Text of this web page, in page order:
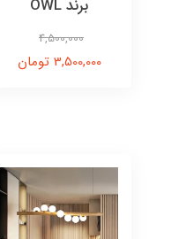
برند OWL
4,500,000
3,500,000 تومان